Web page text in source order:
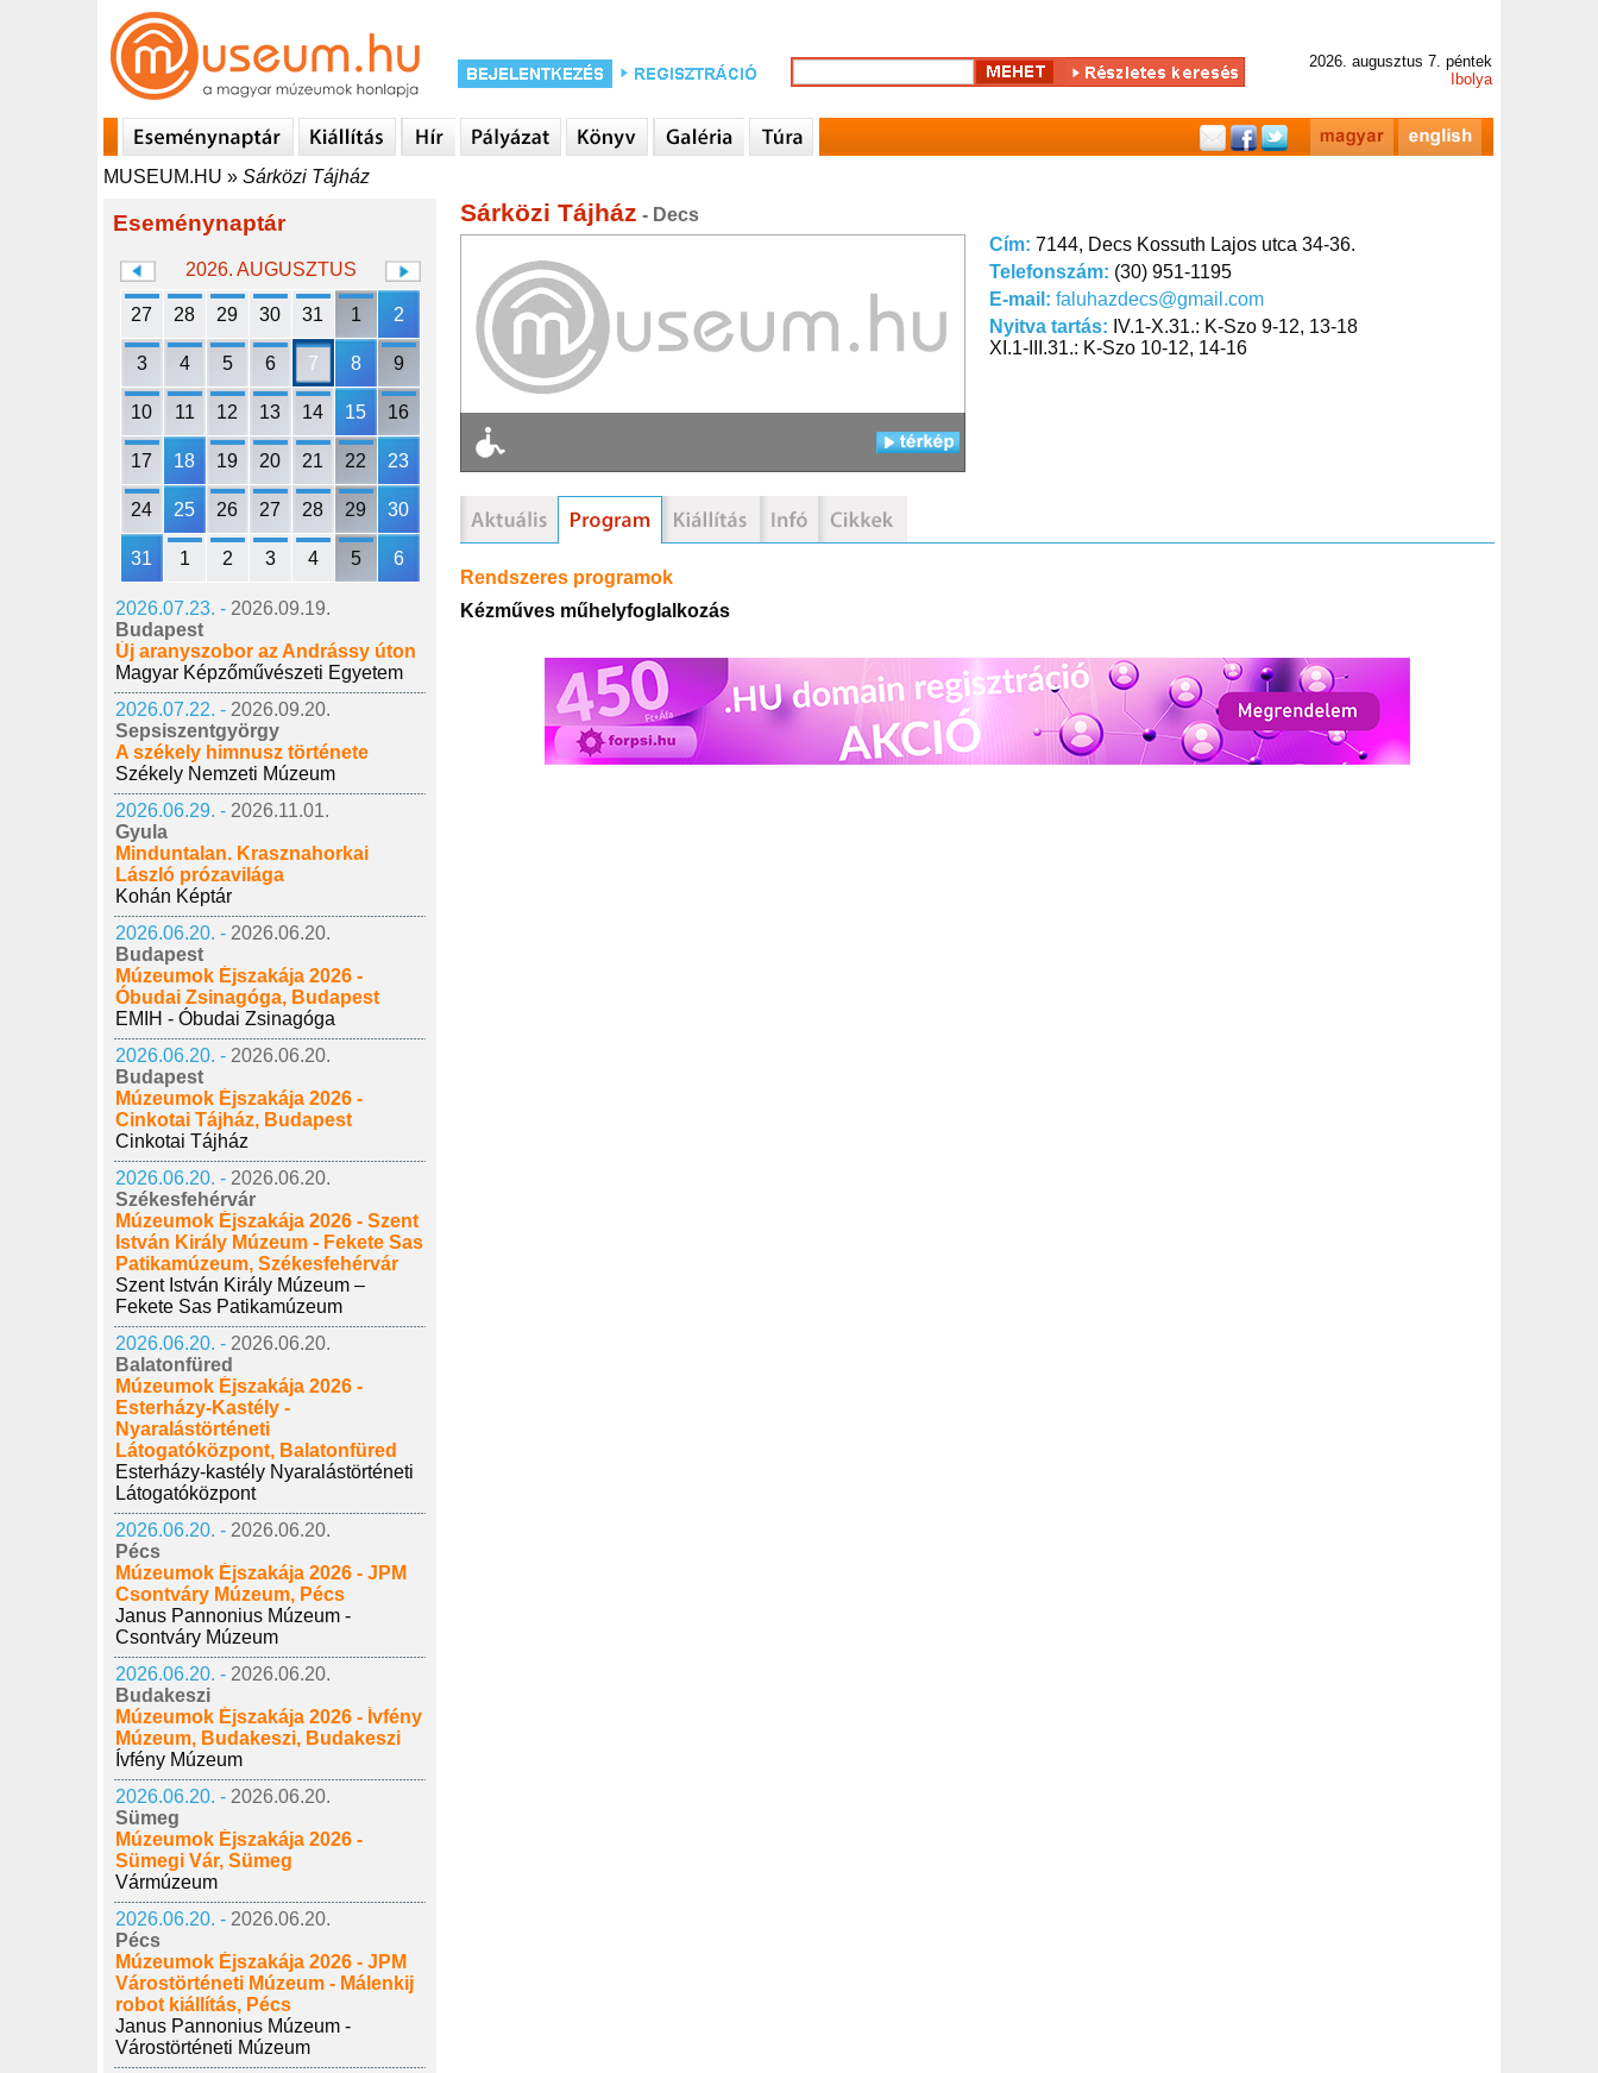
2026. augusztus 7. péntek
Ibolya
MUSEUM.HU » Sárközi Tájház
Eseménynaptár
2026. AUGUSZTUS
27 28 29 30 31 1 2
3 4 5 6 7 8 9
10 11 12 13 14 15 16
17 18 19 20 21 22 23
24 25 26 27 28 29 30
31 1 2 3 4 5 6
2026.07.23. - 2026.09.19.
Budapest
Új aranyszobor az Andrássy úton
Magyar Képzőművészeti Egyetem
2026.07.22. - 2026.09.20.
Sepsiszentgyörgy
A székely himnusz története
Székely Nemzeti Múzeum
2026.06.29. - 2026.11.01.
Gyula
Minduntalan. Krasznahorkai
László prózavilága
Kohán Képtár
2026.06.20. - 2026.06.20.
Budapest
Múzeumok Éjszakája 2026 -
Óbudai Zsinagóga, Budapest
EMIH - Óbudai Zsinagóga
2026.06.20. - 2026.06.20.
Budapest
Múzeumok Éjszakája 2026 -
Cinkotai Tájház, Budapest
Cinkotai Tájház
2026.06.20. - 2026.06.20.
Székesfehérvár
Múzeumok Éjszakája 2026 - Szent
István Király Múzeum - Fekete Sas
Patikamúzeum, Székesfehérvár
Szent István Király Múzeum –
Fekete Sas Patikamúzeum
2026.06.20. - 2026.06.20.
Balatonfüred
Múzeumok Éjszakája 2026 -
Esterházy-Kastély -
Nyaralástörténeti
Látogatóközpont, Balatonfüred
Esterházy-kastély Nyaralástörténeti
Látogatóközpont
2026.06.20. - 2026.06.20.
Pécs
Múzeumok Éjszakája 2026 - JPM
Csontváry Múzeum, Pécs
Janus Pannonius Múzeum -
Csontváry Múzeum
2026.06.20. - 2026.06.20.
Budakeszi
Múzeumok Éjszakája 2026 - Ívfény
Múzeum, Budakeszi, Budakeszi
Ívfény Múzeum
2026.06.20. - 2026.06.20.
Sümeg
Múzeumok Éjszakája 2026 -
Sümegi Vár, Sümeg
Vármúzeum
2026.06.20. - 2026.06.20.
Pécs
Múzeumok Éjszakája 2026 - JPM
Várostörténeti Múzeum - Málenkij
robot kiállítás, Pécs
Janus Pannonius Múzeum -
Várostörténeti Múzeum
Sárközi Tájház - Decs
Cím: 7144, Decs Kossuth Lajos utca 34-36.
Telefonszám: (30) 951-1195
E-mail: faluhazdecs@gmail.com
Nyitva tartás: IV.1-X.31.: K-Szo 9-12, 13-18
XI.1-III.31.: K-Szo 10-12, 14-16
Rendszeres programok
Kézműves műhelyfoglalkozás